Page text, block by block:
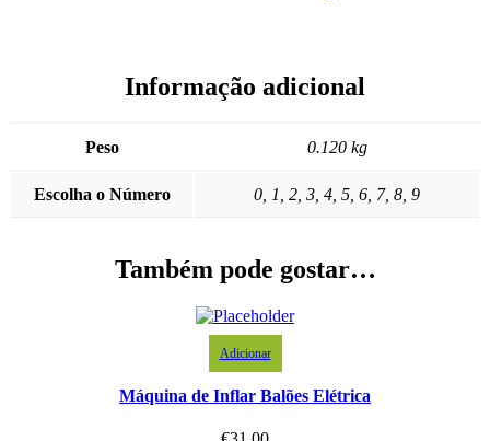
Informação adicional
Peso 0.120 kg
Escolha o Número 0, 1, 2, 3, 4, 5, 6, 7, 8, 9
Também pode gostar…
Adicionar
Máquina de Inflar Balões Elétrica